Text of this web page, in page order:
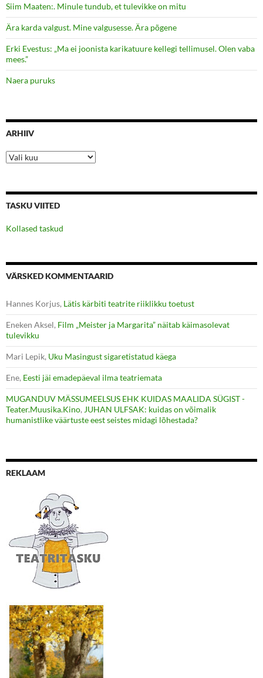
Siim Maaten:. Minule tundub, et tulevikke on mitu
Ära karda valgust. Mine valgusesse. Ära põgene
Erki Evestus: „Ma ei joonista karikatuure kellegi tellimusel. Olen vaba
mees.”
Naera puruks
ARHIIV
Arhiiv
TASKU VIITED
Kollased taskud
VÄRSKED KOMMENTAARID
Hannes Korjus, Lätis kärbiti teatrite riiklikku toetust
Eneken Aksel, Film „Meister ja Margarita” näitab käimasolevat
tulevikku
Mari Lepik, Uku Masingust sigaretistatud käega
Ene, Eesti jäi emadepäeval ilma teatriemata
MUGANDUV MÄSSUMEELSUS EHK KUIDAS MAALIDA SÜGIST -
Teater.Muusika.Kino, JUHAN ULFSAK: kuidas on võimalik
humanistlike väärtuste eest seistes midagi lõhestada?
REKLAAM